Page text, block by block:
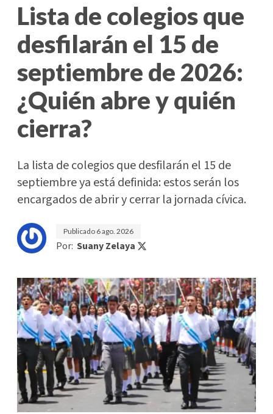
Lista de colegios que
desfilarán el 15 de
septiembre de 2026:
¿Quién abre y quién
cierra?
La lista de colegios que desfilarán el 15 de
septiembre ya está definida: estos serán los
encargados de abrir y cerrar la jornada cívica.
Publicado 6 ago. 2026
Por: Suany Zelaya